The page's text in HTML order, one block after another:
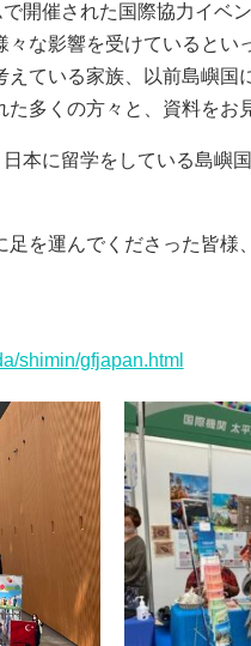
開催された国際協力イ
な影響を受けているとい
ている家族、以前島嶼
多くの方々と、資料をお
本に留学をしている島嶼
を運んでくださった皆様
shimin/gfjapan.html